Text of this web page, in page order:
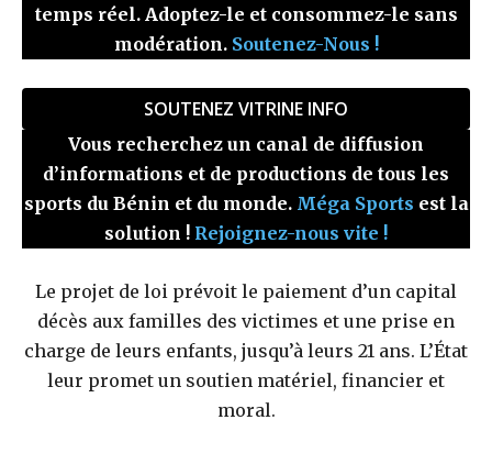
temps réel. Adoptez-le et consommez-le sans
modération. Soutenez-Nous !
SOUTENEZ VITRINE INFO
Vous recherchez un canal de diffusion
d’informations et de productions de tous les
sports du Bénin et du monde. Méga Sports est la
solution ! Rejoignez-nous vite !
Le projet de loi prévoit le paiement d’un capital
décès aux familles des victimes et une prise en
charge de leurs enfants, jusqu’à leurs 21 ans. L’État
leur promet un soutien matériel, financier et
moral.